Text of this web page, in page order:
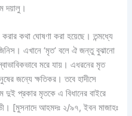
দয়ালু।
কথা ঘোষণা করা হয়েছে। তন্মধ্যে
এখানে ‘মৃত’ বলে ঐ জন্তু বুঝানো
মরে যায়। এধরনের মৃত
জন্যে ক্ষতিকর। তবে হাদীসে
দুই প্রকার মৃতকে এ বিধানের বাইরে
[মুসনাদে আহমদঃ ২/৯৭, ইবন মাজাহঃ